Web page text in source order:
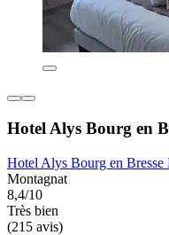
Hotel Alys Bourg en
Hotel Alys Bourg en
Montagnat
8,4/10
Très bien
(215 avis)